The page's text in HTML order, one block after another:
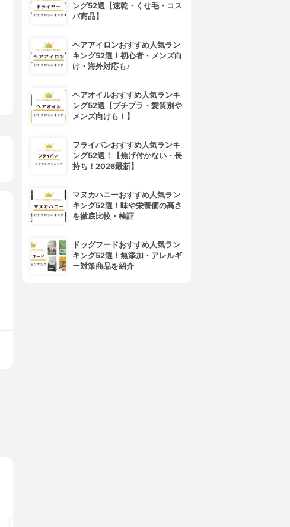
ング52選【速乾・くせ毛・コス
パ商品】
ヘアアイロンおすすめ人気ラン
キング52選！初心者・メンズ向
け・海外対応も♪
ヘアオイルおすすめ人気ランキ
ング52選【プチプラ・髪質別や
メンズ向けも！】
フライパンおすすめ人気ランキ
ング52選！【焦げ付かない・長
持ち！2026最新】
マヌカハニーおすすめ人気ラン
キング52選！味や栄養価の高さ
を徹底比較・検証
ドッグフードおすすめ人気ラン
キング52選！無添加・アレルギ
ー対策商品を紹介